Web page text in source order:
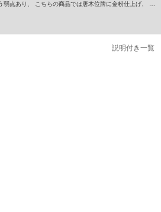
弱点あり、 こちらの商品では唐木位牌に金粉仕上げ、 …
説明付き一覧